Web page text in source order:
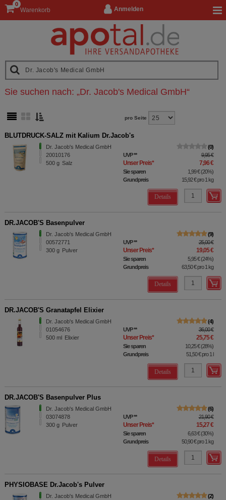
Anmelden
Warenkorb
0
Sie suchen nach: „Dr. Jacob's Medical GmbH“
pro Seite
BLUTDRUCK-SALZ mit Kalium Dr.Jacob's
Dr. Jacob's Medical GmbH
20010176
500 g Salz
0
UVP** 9,95 €
Unser Preis* 7,96 €
Sie sparen 1,99 €(20%)
Grundpreis
15,92 €pro 1 kg
Details
DR.JACOB'S Basenpulver
Dr. Jacob's Medical GmbH
00572771
300 g Pulver
9
UVP** 25,00 €
Unser Preis* 19,05 €
Sie sparen 5,95 €(24%)
Grundpreis
63,50 €pro 1 kg
Details
DR.JACOB'S Granatapfel Elixier
Dr. Jacob's Medical GmbH
01054676
500 ml Elixier
4
UVP** 36,00 €
Unser Preis* 25,75 €
Sie sparen 10,25 €(28%)
Grundpreis
51,50 €pro 1 l
Details
DR.JACOB'S Basenpulver Plus
Dr. Jacob's Medical GmbH
03074878
300 g Pulver
6
UVP** 21,90 €
Unser Preis* 15,27 €
Sie sparen 6,63 €(30%)
Grundpreis
50,90 €pro 1 kg
Details
PHYSIOBASE Dr.Jacob's Pulver
Dr. Jacob's Medical GmbH
2